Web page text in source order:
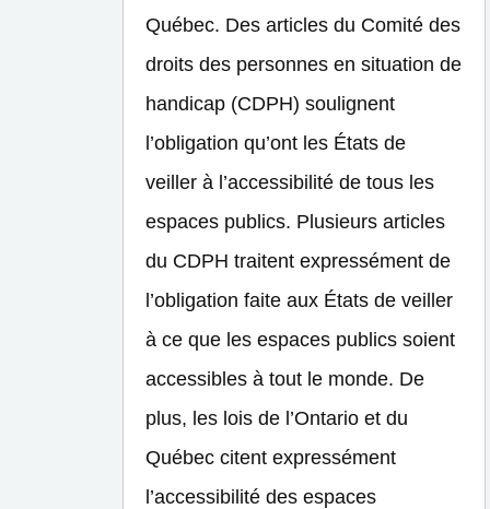
Québec. Des articles du Comité des
droits des personnes en situation de
handicap (CDPH) soulignent
l’obligation qu’ont les États de
veiller à l’accessibilité de tous les
espaces publics. Plusieurs articles
du CDPH traitent expressément de
l’obligation faite aux États de veiller
à ce que les espaces publics soient
accessibles à tout le monde. De
plus, les lois de l’Ontario et du
Québec citent expressément
l’accessibilité des espaces